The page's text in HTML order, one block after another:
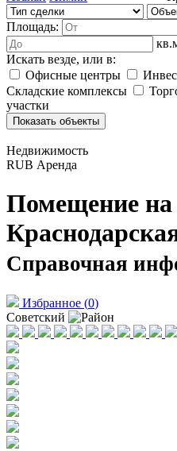
Площадь:
Искать везде, или в:
Офисные центры
Складские комплексы
участки
Недвижимость
RUB Аренда
Помещение на
Справочная
Избранное (0)
Советский